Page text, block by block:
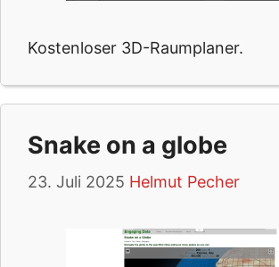
Kostenloser 3D-Raumplaner.
Snake on a globe
23. Juli 2025 Helmut Pecher